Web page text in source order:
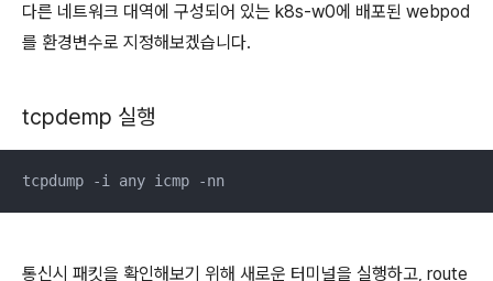
다른 네트워크 대역에 구성되어 있는 k8s-w0에 배포된 webpod
를 환경변수로 지정해보겠습니다.
tcpdemp 실행
tcpdump -i any icmp -nn
통신시 패킷을 확인해보기 위해 새로운 터미널을 실행하고, route